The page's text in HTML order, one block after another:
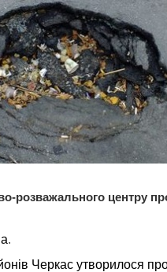
розважального центру
.
Черкас утворилося